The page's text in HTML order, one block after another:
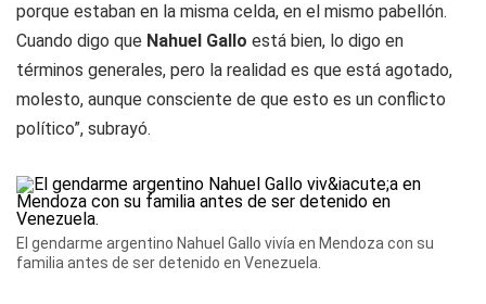
porque estaban en la misma celda, en el mismo pabellón.
Cuando digo que Nahuel Gallo está bien, lo digo en
términos generales, pero la realidad es que está agotado,
molesto, aunque consciente de que esto es un conflicto
político”, subrayó.
El gendarme argentino Nahuel Gallo vivía en Mendoza con su
familia antes de ser detenido en Venezuela.